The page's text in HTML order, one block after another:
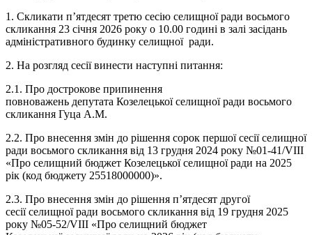
1. Скликати п’ятдесят третю сесію селищної ради восьмого
скликання 23 січня 2026 року о 10.00 годині в залі засідань
адміністративного будинку селищної ради.
2. На розгляд сесії винести наступні питання:
2.1. Про дострокове припинення
повноважень депутата Козелецької селищної ради восьмого
скликання Гуца А.М.
2.2. Про внесення змін до рішення сорок першої сесії селищної
ради восьмого скликання від 13 грудня 2024 року №01-41/VIII
«Про селищний бюджет Козелецької селищної ради на 2025
рік (код бюджету 25518000000)».
2.3. Про внесення змін до рішення п’ятдесят другої
сесії селищної ради восьмого скликання від 19 грудня 2025
року №05-52/VIII «Про селищний бюджет